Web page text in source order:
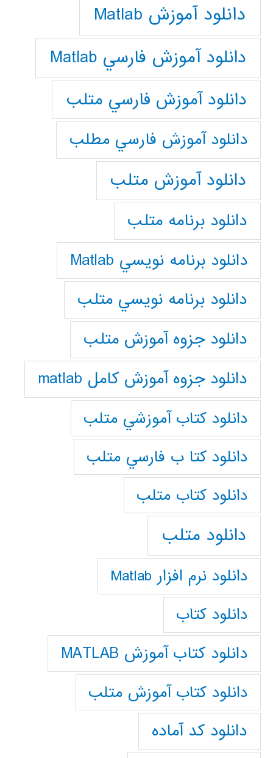
دانلود آموزش Matlab
دانلود آموزش فارسي Matlab
دانلود آموزش فارسي متلب
دانلود آموزش فارسي مطلب
دانلود آموزش متلب
دانلود برنامه متلب
دانلود برنامه نويسي Matlab
دانلود برنامه نويسي متلب
دانلود جزوه آموزش متلب
دانلود جزوه آموزش کامل matlab
دانلود كتاب آموزشي متلب
دانلود كتا ب فارسي متلب
دانلود كتاب متلب
دانلود متلب
دانلود نرم افزار Matlab
دانلود کتاب
دانلود کتاب آموزش MATLAB
دانلود کتاب آموزش متلب
دانلود کد آماده